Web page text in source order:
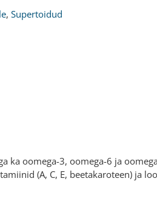
, Supertoidud
ka oomega-3, oomega-6 ja
(A, C, E, beetakaroteen) ja